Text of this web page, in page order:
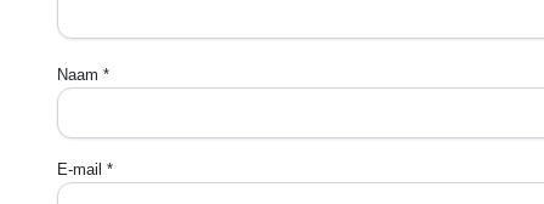
Naam *
E-mail *